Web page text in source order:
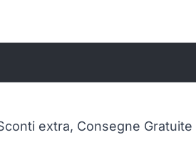
extra, Consegne